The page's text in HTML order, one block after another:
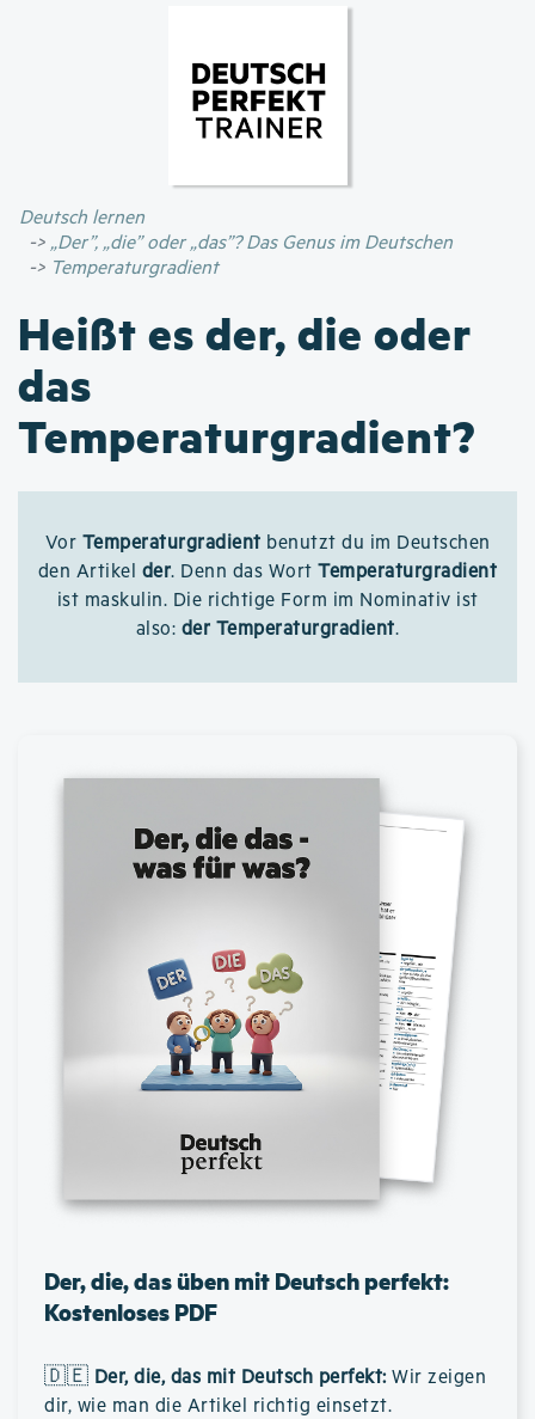
Inhalt
Deutsch lernen
„Der”, „die” oder „das”? Das Genus im Deutschen
Temperaturgradient
Heißt es der, die oder
das
Temperaturgradient?
Vor Temperaturgradient benutzt du im Deutschen
den Artikel der. Denn das WortTemperaturgradient
ist maskulin. Die richtige Form im Nominativ ist
also: der Temperaturgradient.
Der, die, das üben mit Deutsch perfekt:
Kostenloses PDF
🇩🇪 Der, die, das mit Deutsch perfekt: Wir zeigen
dir, wie man die Artikel richtig einsetzt.